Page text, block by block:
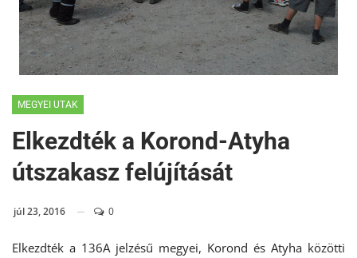
MEGYEI UTAK
Elkezdték a Korond-Atyha
útszakasz felújítását
júl 23, 2016 0
Elkezdték a 136A jelzésű megyei, Korond és Atyha közötti